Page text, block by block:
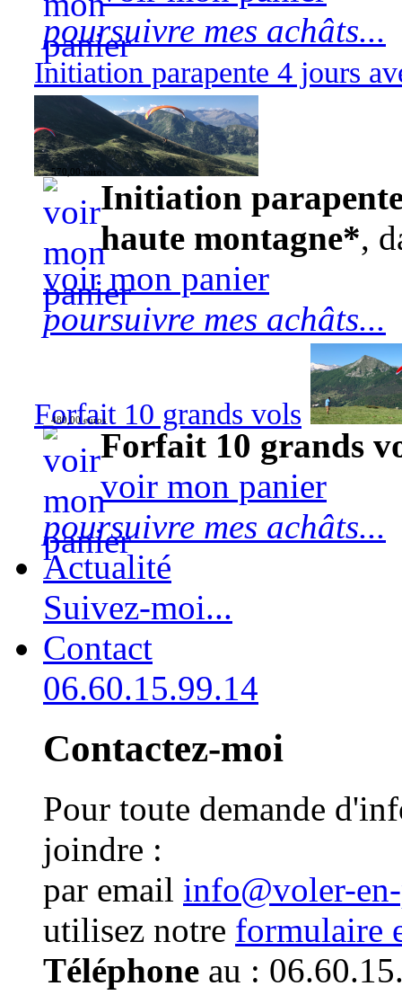
poursuivre mes achâts...
Initiation parapente 4 jours
570,00 euros
Initiation
haute montagne*,
voir mon panier
poursuivre mes achâts...
Forfait 10 grands vols
480,00 euros
Forfait 10 grands
voir mon panier
poursuivre mes achâts...
Actualité
Suivez-moi...
Contact
06.60.15.99.14
Contactez-moi
Pour toute demande
joindre :
par email info@voler-
utilisez notre formulaire
Téléphone au :